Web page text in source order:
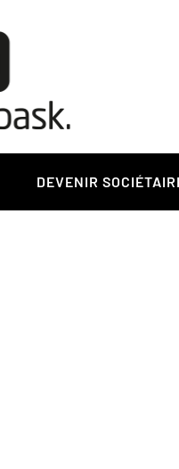
DEVENIR